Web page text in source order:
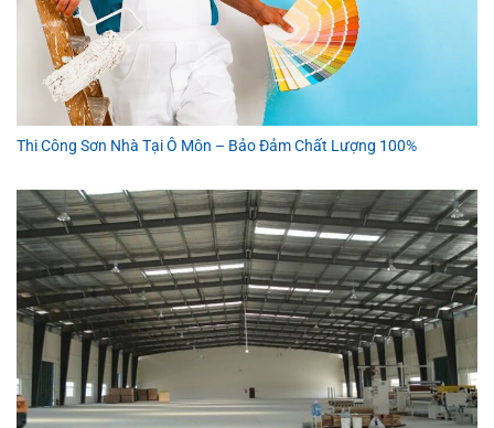
Thi Công Sơn Nhà Tại Ô Môn – Bảo Đảm Chất Lượng 100%